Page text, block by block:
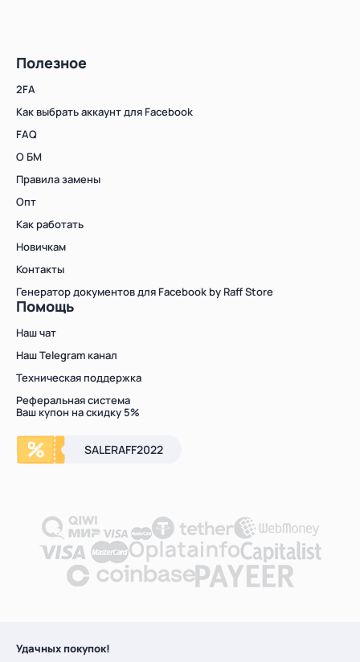
Полезное
2FA
Как выбрать аккаунт для Facebook
FAQ
О БМ
Правила замены
Опт
Как работать
Новичкам
Контакты
Генератор документов для Facebook by Raff Store
Помощь
Наш чат
Наш Telegram канал
Техническая поддержка
Реферальная система
Ваш купон на скидку 5%
SALERAFF2022
Удачных покупок!